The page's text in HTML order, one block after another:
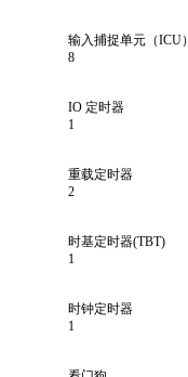
输入捕捉单元（ICU）
8
IO 定时器
1
重载定时器
2
时基定时器(TBT)
1
时钟定时器
1